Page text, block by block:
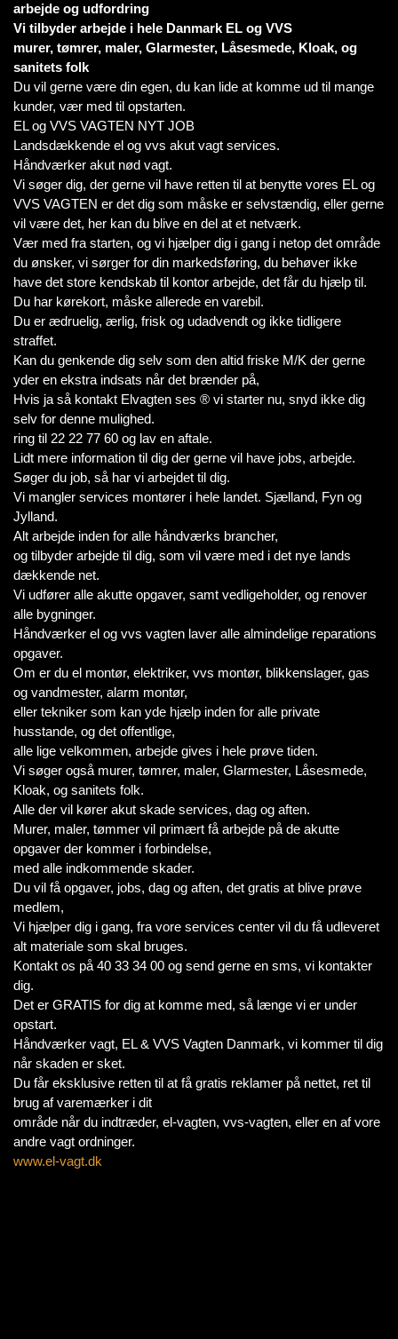
arbejde og udfordring
Vi tilbyder arbejde i hele Danmark EL og VVS
murer, tømrer, maler, Glarmester, Låsesmede, Kloak, og
sanitets folk
Du vil gerne være din egen, du kan lide at komme ud til mange
kunder, vær med til opstarten.
EL og VVS VAGTEN NYT JOB
Landsdækkende el og vvs akut vagt services.
Håndværker akut nød vagt.
Vi søger dig, der gerne vil have retten til at benytte vores EL og
VVS VAGTEN er det dig som måske er selvstændig, eller gerne
vil være det, her kan du blive en del at et netværk.
Vær med fra starten, og vi hjælper dig i gang i netop det område
du ønsker, vi sørger for din markedsføring, du behøver ikke
have det store kendskab til kontor arbejde, det får du hjælp til.
Du har kørekort, måske allerede en varebil.
Du er ædruelig, ærlig, frisk og udadvendt og ikke tidligere
straffet.
Kan du genkende dig selv som den altid friske M/K der gerne
yder en ekstra indsats når det brænder på,
Hvis ja så kontakt Elvagten ses ® vi starter nu, snyd ikke dig
selv for denne mulighed.
ring til 22 22 77 60 og lav en aftale.
Lidt mere information til dig der gerne vil have jobs, arbejde.
Søger du job, så har vi arbejdet til dig.
Vi mangler services montører i hele landet. Sjælland, Fyn og
Jylland.
Alt arbejde inden for alle håndværks brancher,
og tilbyder arbejde til dig, som vil være med i det nye lands
dækkende net.
Vi udfører alle akutte opgaver, samt vedligeholder, og renover
alle bygninger.
Håndværker el og vvs vagten laver alle almindelige reparations
opgaver.
Om er du el montør, elektriker, vvs montør, blikkenslager, gas
og vandmester, alarm montør,
eller tekniker som kan yde hjælp inden for alle private
husstande, og det offentlige,
alle lige velkommen, arbejde gives i hele prøve tiden.
Vi søger også murer, tømrer, maler, Glarmester, Låsesmede,
Kloak, og sanitets folk.
Alle der vil kører akut skade services, dag og aften.
Murer, maler, tømmer vil primært få arbejde på de akutte
opgaver der kommer i forbindelse,
med alle indkommende skader.
Du vil få opgaver, jobs, dag og aften, det gratis at blive prøve
medlem,
Vi hjælper dig i gang, fra vore services center vil du få udleveret
alt materiale som skal bruges.
Kontakt os på 40 33 34 00 og send gerne en sms, vi kontakter
dig.
Det er GRATIS for dig at komme med, så længe vi er under
opstart.
Håndværker vagt, EL & VVS Vagten Danmark, vi kommer til dig
når skaden er sket.
Du får eksklusive retten til at få gratis reklamer på nettet, ret til
brug af varemærker i dit
område når du indtræder, el-vagten, vvs-vagten, eller en af vore
andre vagt ordninger.
www.el-vagt.dk